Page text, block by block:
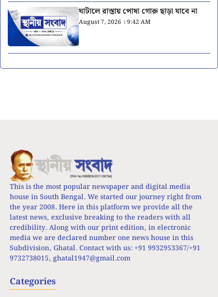
ঘাটালে রাস্তায় পোষা গোরু ছাড়া যাবে না
August 7, 2026 । 9:42 AM
This is the most popular newspaper and digital media
house in South Bengal. We started our journey right from
the year 2008. Here in this platform we provide all the
latest news, exclusive breaking to the readers with all
credibility. Along with our print edition, in electronic
media we are declared number one news house in this
Subdivision, Ghatal. Contact with us: +91 9932953367/+91
9732738015, ghatal1947@gmail.com
Categories